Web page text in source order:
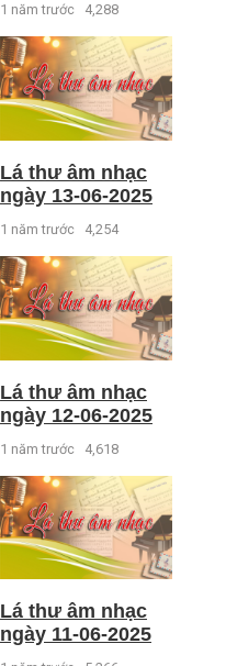
1 năm trước 4,288
Lá thư âm nhạc
ngày 13-06-2025
1 năm trước 4,254
Lá thư âm nhạc
ngày 12-06-2025
1 năm trước 4,618
Lá thư âm nhạc
ngày 11-06-2025